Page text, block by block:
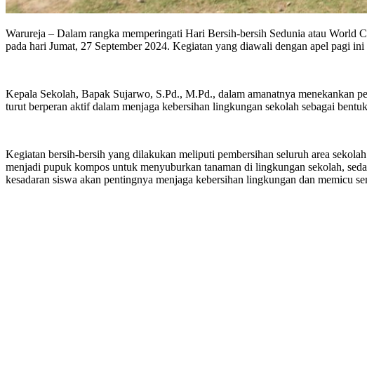
Warureja – Dalam rangka memperingati Hari Bersih-bersih Sedunia atau World
pada hari Jumat, 27 September 2024. Kegiatan yang diawali dengan apel pagi ini
Kepala Sekolah, Bapak Sujarwo, S.Pd., M.Pd., dalam amanatnya menekankan
turut berperan aktif dalam menjaga kebersihan lingkungan sekolah sebagai
Kegiatan bersih-bersih yang dilakukan meliputi pembersihan seluruh area
menjadi pupuk kompos untuk menyuburkan tanaman di lingkungan sekolah,
kesadaran siswa akan pentingnya menjaga kebersihan lingkungan dan memicu